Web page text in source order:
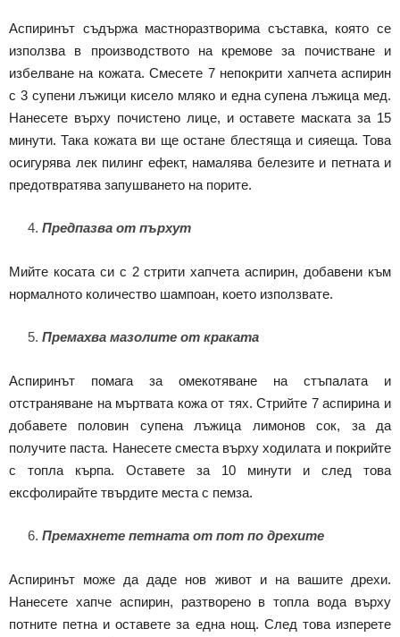
Аспиринът съдържа мастноразтворима съставка, която се
използва в производството на кремове за почистване и
избелване на кожата. Смесете 7 непокрити хапчета аспирин
с 3 супени лъжици кисело мляко и една супена лъжица мед.
Нанесете върху почистено лице, и оставете маската за 15
минути. Така кожата ви ще остане блестяща и сияеща. Това
осигурява лек пилинг ефект, намалява белезите и петната и
предотвратява запушването на порите.
Предпазва от пърхут
Мийте косата си с 2 стрити хапчета аспирин, добавени към
нормалното количество шампоан, което използвате.
Премахва мазолите от краката
Аспиринът помага за омекотяване на стъпалата и
отстраняване на мъртвата кожа от тях. Стрийте 7 аспирина и
добавете половин супена лъжица лимонов сок, за да
получите паста. Нанесете сместа върху ходилата и покрийте
с топла кърпа. Оставете за 10 минути и след това
ексфолирайте твърдите места с пемза.
Премахнете петната от пот по дрехите
Аспиринът може да даде нов живот и на вашите дрехи.
Нанесете хапче аспирин, разтворено в топла вода върху
потните петна и оставете за една нощ. След това изперете